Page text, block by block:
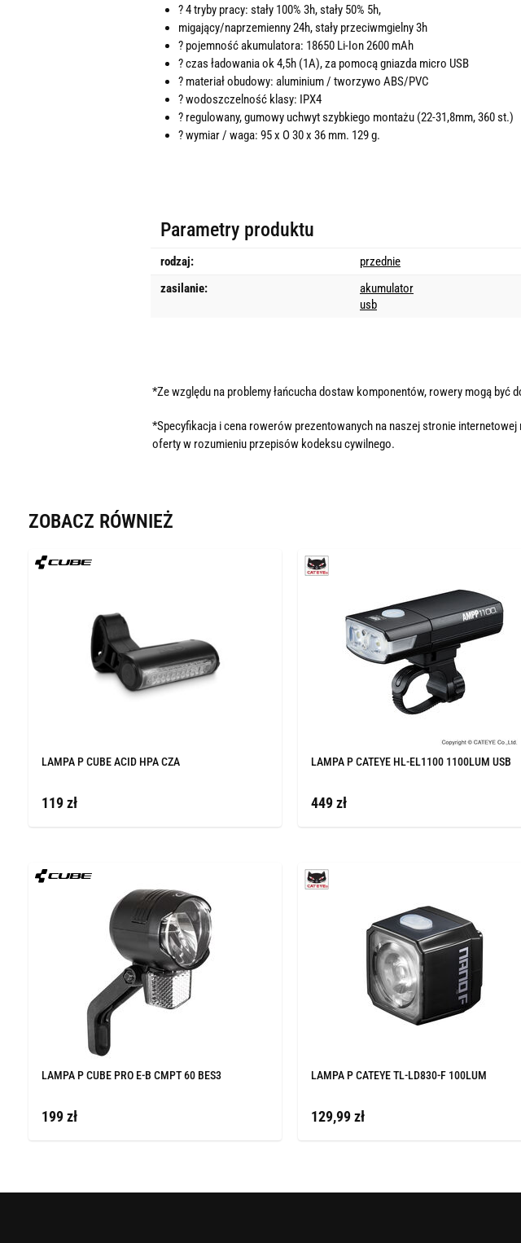
? 4 tryby pracy: stały 100% 3h, stały 50% 5h,
migający/naprzemienny 24h, stały przeciwmgielny 3h
? pojemność akumulatora: 18650 Li-Ion 2600 mAh
? czas ładowania ok 4,5h (1A), za pomocą gniazda micro USB
? materiał obudowy: aluminium / tworzywo ABS/PVC
? wodoszczelność klasy: IPX4
? regulowany, gumowy uchwyt szybkiego montażu (22-31,8mm, 360 st.)
? wymiar / waga: 95 x O 30 x 36 mm. 129 g.
Parametry produktu
rodzaj:
przednie
zasilanie:
akumulator
usb
*Ze względu na problemy łańcucha dostaw komponentów, rowery mogą
*Specyfikacja i cena rowerów prezentowanych na naszej stronie
oferty w rozumieniu przepisów kodeksu cywilnego.
ZOBACZ RÓWNIEŻ
LAMPA P CUBE ACID HPA CZA
119 zł
LAMPA P CATEYE HL-EL1100 1100LUM USB
449 zł
LAMPA P CUBE PRO E-B CMPT 60 BES3
199 zł
LAMPA P CATEYE TL-LD830-F 100LUM
129,99 zł